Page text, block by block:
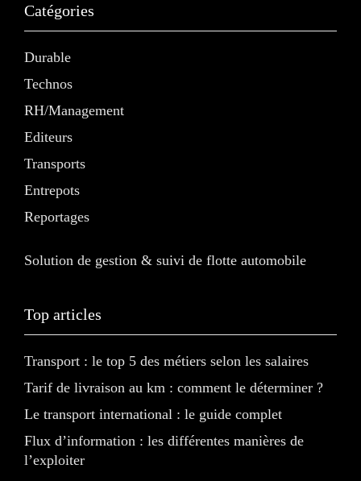
Catégories
Durable
Technos
RH/Management
Editeurs
Transports
Entrepots
Reportages
Solution de gestion & suivi de flotte automobile
Top articles
Transport : le top 5 des métiers selon les salaires
Tarif de livraison au km : comment le déterminer ?
Le transport international : le guide complet
Flux d’information : les différentes manières de
l’exploiter